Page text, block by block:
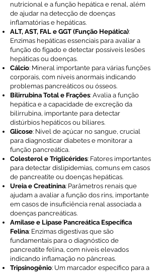
nutricional e a função hepática e renal, além
de ajudar na detecção de doenças
inflamatórias e hepáticas.
ALT, AST, FAL e GGT (Função Hepática):
Enzimas hepáticas essenciais para avaliar a
função do fígado e detectar possíveis lesões
hepáticas ou doenças.
Cálcio: Mineral importante para várias funções
corporais, com níveis anormais indicando
problemas pancreáticos ou ósseos.
Bilirrubina Total e Frações: Avalia a função
hepática e a capacidade de excreção da
bilirrubina, importante para detectar
distúrbios hepáticos ou biliares.
Glicose: Nível de açúcar no sangue, crucial
para diagnosticar diabetes e monitorar a
função pancreática.
Colesterol e Triglicérides: Fatores importantes
para detectar dislipidemias, comuns em casos
de pancreatite ou doenças hepáticas.
Ureia e Creatinina: Parâmetros renais que
ajudam a avaliar a função dos rins, importante
em casos de insuficiência renal associada a
doenças pancreáticas.
Amilase e Lipase Pancreática Específica
Felina: Enzimas digestivas que são
fundamentais para o diagnóstico de
pancreatite felina, com níveis elevados
indicando inflamação no pâncreas.
Tripsinogênio: Um marcador específico para a